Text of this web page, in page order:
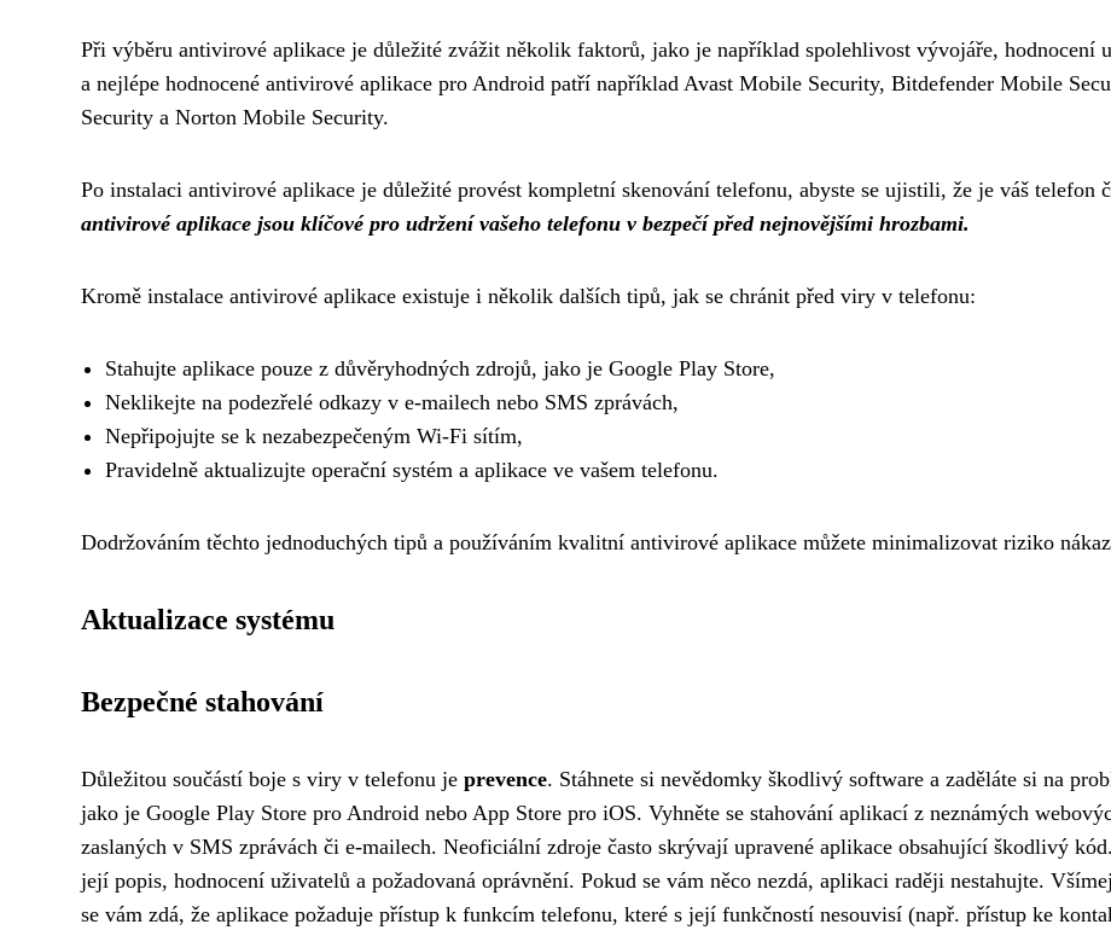
Při výběru antivirové aplikace je důležité zvážit několik faktorů, jako je například spolehlivost vývojáře, hodnocení
a nejlépe hodnocené antivirové aplikace pro Android patří například Avast Mobile Security, Bitdefender Mobile
Security a Norton Mobile Security.
Po instalaci antivirové aplikace je důležité provést kompletní skenování telefonu, abyste se ujistili, že je váš telefon
antivirové aplikace jsou klíčové pro udržení vašeho telefonu v bezpečí před nejnovějšími hrozbami.
Kromě instalace antivirové aplikace existuje i několik dalších tipů, jak se chránit před viry v telefonu:
Stahujte aplikace pouze z důvěryhodných zdrojů, jako je Google Play Store,
Neklikejte na podezřelé odkazy v e-mailech nebo SMS zprávách,
Nepřipojujte se k nezabezpečeným Wi-Fi sítím,
Pravidelně aktualizujte operační systém a aplikace ve vašem telefonu.
Dodržováním těchto jednoduchých tipů a používáním kvalitní antivirové aplikace můžete minimalizovat riziko
Aktualizace systému
Bezpečné stahování
Důležitou součástí boje s viry v telefonu je prevence. Stáhnete si nevědomky škodlivý software a zaděláte si na
jako je Google Play Store pro Android nebo App Store pro iOS. Vyhněte se stahování aplikací z neznámých
zaslaných v SMS zprávách či e-mailech. Neoficiální zdroje často skrývají upravené aplikace obsahující škodlivý
její popis, hodnocení uživatelů a požadovaná oprávnění. Pokud se vám něco nezdá, aplikaci raději nestahujte.
se vám zdá, že aplikace požaduje přístup k funkcím telefonu, které s její funkčností nesouvisí (např. přístup ke